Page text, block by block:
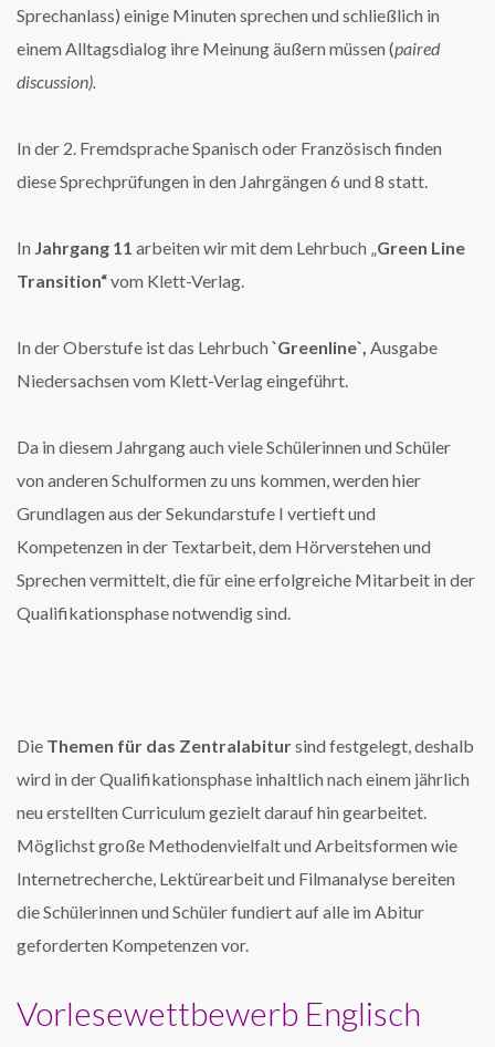
Sprechanlass) einige Minuten sprechen und schließlich in
einem Alltagsdialog ihre Meinung äußern müssen (paired
discussion).
In der 2. Fremdsprache Spanisch oder Französisch finden
diese Sprechprüfungen in den Jahrgängen 6 und 8 statt.
In Jahrgang 11 arbeiten wir mit dem Lehrbuch „Green Line
Transition“vom Klett-Verlag.
In der Oberstufe ist das Lehrbuch `Greenline`, Ausgabe
Niedersachsen vom Klett-Verlag eingeführt.
Da in diesem Jahrgang auch viele Schülerinnen und Schüler
von anderen Schulformen zu uns kommen, werden hier
Grundlagen aus der Sekundarstufe I vertieft und
Kompetenzen in der Textarbeit, dem Hörverstehen und
Sprechen vermittelt, die für eine erfolgreiche Mitarbeit in der
Qualifikationsphase notwendig sind.
Die Themen für das Zentralabitursind festgelegt, deshalb
wird in der Qualifikationsphase inhaltlich nach einem jährlich
neu erstellten Curriculum gezielt darauf hin gearbeitet.
Möglichst große Methodenvielfalt und Arbeitsformen wie
Internetrecherche, Lektürearbeit und Filmanalyse bereiten
die Schülerinnen und Schüler fundiert auf alle im Abitur
geforderten Kompetenzen vor.
Vorlesewettbewerb Englisch